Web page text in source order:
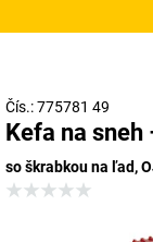
Čís.: 775781 49
Kefa na sneh
so škrabkou na ľad,